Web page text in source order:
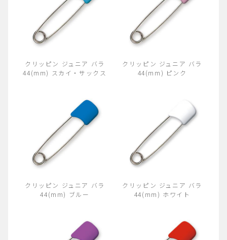
クリッピン ジュニア バラ
44(mm) スカイ・サックス
クリッピン ジュニア バラ
44(mm) ピンク
クリッピン ジュニア バラ
44(mm) ブルー
クリッピン ジュニア バラ
44(mm) ホワイト